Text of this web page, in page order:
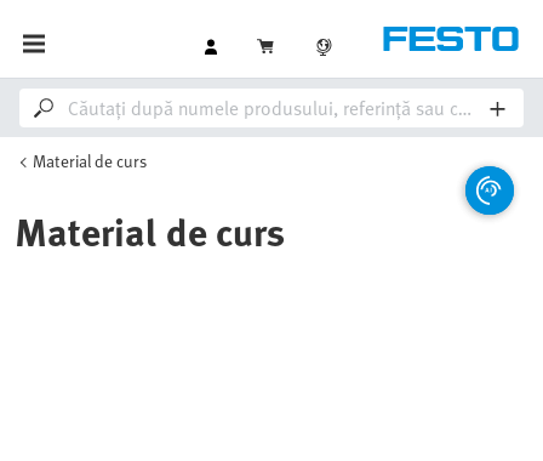
Material de curs
Material de curs